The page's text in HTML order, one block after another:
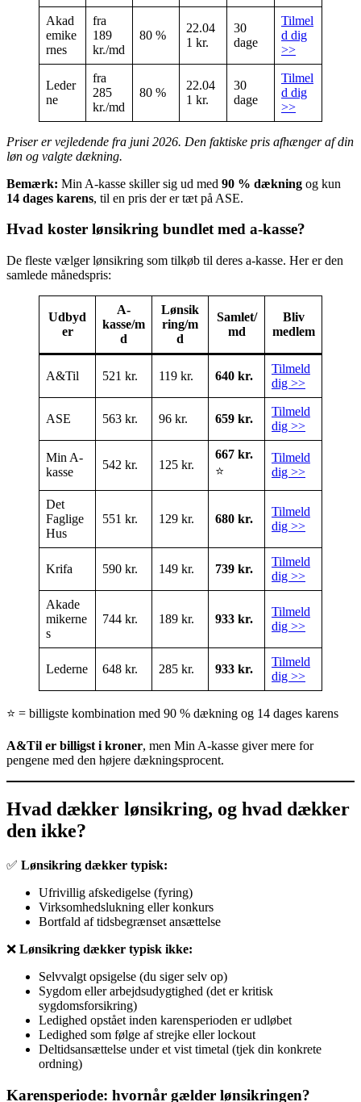
Akad
emike
rnes
fra
189
kr./md
80 %
22.04
1 kr.
30
dage
Tilmel
d dig
>>
Leder
ne
fra
285
kr./md
80 %
22.04
1 kr.
30
dage
Tilmel
d dig
>>
Priser er vejledende fra juni 2026. Den faktiske pris afhænger af din
løn og valgte dækning.
Bemærk: Min A-kasse skiller sig ud med 90 % dækning og kun
14 dages karens, til en pris der er tæt på ASE.
Hvad koster lønsikring bundlet med a-kasse?
De fleste vælger lønsikring som tilkøb til deres a-kasse. Her er den
samlede månedspris:
Udbyd
er
A-
kasse/m
d
Lønsik
ring/m
d
Samlet/
md
Bliv
medlem
A&Til 521 kr. 119 kr. 640 kr.
Tilmeld
dig >>
ASE 563 kr. 96 kr. 659 kr.
Tilmeld
dig >>
Min A-
kasse
542 kr. 125 kr.
667 kr.
⭐
Tilmeld
dig >>
Det
Faglige
Hus
551 kr. 129 kr. 680 kr.
Tilmeld
dig >>
Krifa 590 kr. 149 kr. 739 kr.
Tilmeld
dig >>
Akade
mikerne
s
744 kr. 189 kr. 933 kr.
Tilmeld
dig >>
Lederne 648 kr. 285 kr. 933 kr.
Tilmeld
dig >>
⭐ = billigste kombination med 90 % dækning og 14 dages karens
A&Til er billigst i kroner, men Min A-kasse giver mere for
pengene med den højere dækningsprocent.
Hvad dækker lønsikring, og hvad dækker
den ikke?
✅ Lønsikring dækker typisk:
Ufrivillig afskedigelse (fyring)
Virksomhedslukning eller konkurs
Bortfald af tidsbegrænset ansættelse
❌ Lønsikring dækker typisk ikke:
Selvvalgt opsigelse (du siger selv op)
Sygdom eller arbejdsudygtighed (det er kritisk
sygdomsforsikring)
Ledighed opstået inden karensperioden er udløbet
Ledighed som følge af strejke eller lockout
Deltidsansættelse under et vist timetal (tjek din konkrete
ordning)
Karensperiode: hvornår gælder lønsikringen?